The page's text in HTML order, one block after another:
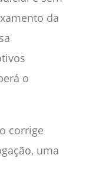
da
o
corrige
uma